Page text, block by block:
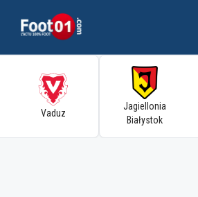
Vaduz
Jagiellonia
Białystok